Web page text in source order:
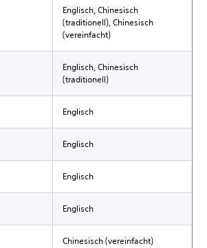
Englisch, Chinesisch
(traditionell), Chinesisch
(vereinfacht)
Englisch, Chinesisch
(traditionell)
Englisch
Englisch
Englisch
Englisch
Chinesisch (vereinfacht)